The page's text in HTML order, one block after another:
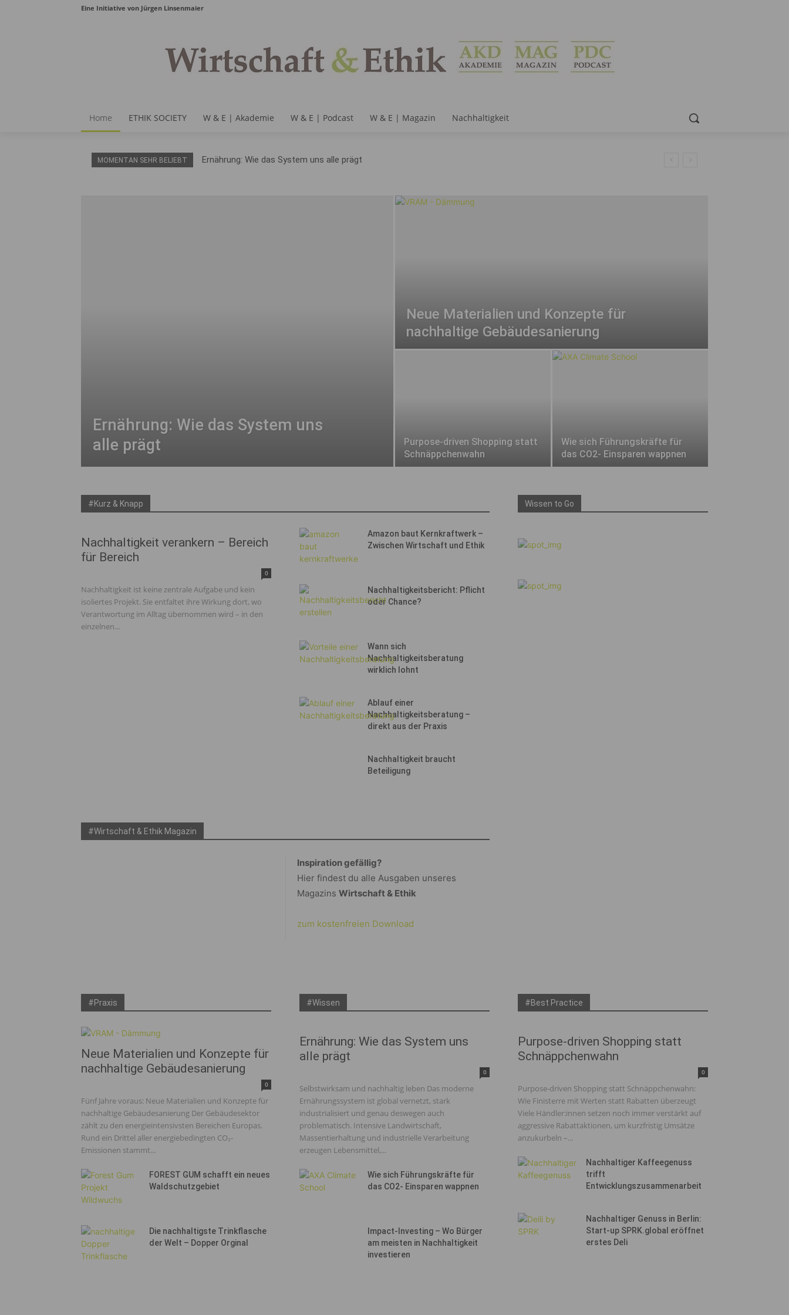
Eine Initiative von Jürgen Linsenmaier
Home ETHIK SOCIETY W & E | Akademie W & E | Podcast W & E | Magazin Nachhaltigkeit
MOMENTAN SEHR BELIEBT Ernährung: Wie das System uns alle prägt
Ernährung: Wie das System uns
alle prägt
Neue Materialien und Konzepte für
nachhaltige Gebäudesanierung
Purpose-driven Shopping statt
Schnäppchenwahn
Wie sich Führungskräfte für
das CO2- Einsparen wappnen
#Kurz & Knapp
Nachhaltigkeit verankern – Bereich
für Bereich
0
Nachhaltigkeit ist keine zentrale Aufgabe und kein
isoliertes Projekt. Sie entfaltet ihre Wirkung dort, wo
Verantwortung im Alltag übernommen wird – in den
einzelnen...
Amazon baut Kernkraftwerk –
Zwischen Wirtschaft und Ethik
Nachhaltigkeitsbericht: Pflicht
oder Chance?
Wann sich
Nachhaltigkeitsberatung
wirklich lohnt
Ablauf einer
Nachhaltigkeitsberatung –
direkt aus der Praxis
Nachhaltigkeit braucht
Beteiligung
#Wirtschaft & Ethik Magazin
Inspiration gefällig?
Hier findest du alle Ausgaben unseres
Magazins Wirtschaft & Ethik
zum kostenfreien Download
Wissen to Go
#Praxis
Neue Materialien und Konzepte für
nachhaltige Gebäudesanierung
0
Fünf Jahre voraus: Neue Materialien und Konzepte für
nachhaltige Gebäudesanierung Der Gebäudesektor
zählt zu den energieintensivsten Bereichen Europas.
Rund ein Drittel aller energiebedingten CO₂-
Emissionen stammt...
FOREST GUM schafft ein neues
Waldschutzgebiet
Die nachhaltigste Trinkflasche
der Welt – Dopper Orginal
#Wissen
Ernährung: Wie das System uns
alle prägt
0
Selbstwirksam und nachhaltig leben Das moderne
Ernährungssystem ist global vernetzt, stark
industrialisiert und genau deswegen auch
problematisch. Intensive Landwirtschaft,
Massentierhaltung und industrielle Verarbeitung
erzeugen Lebensmittel,...
Wie sich Führungskräfte für
das CO2- Einsparen wappnen
Impact-Investing – Wo Bürger
am meisten in Nachhaltigkeit
investieren
#Best Practice
Purpose-driven Shopping statt
Schnäppchenwahn
0
Purpose-driven Shopping statt Schnäppchenwahn:
Wie Finisterre mit Werten statt Rabatten überzeugt
Viele Händler:innen setzen noch immer verstärkt auf
aggressive Rabattaktionen, um kurzfristig Umsätze
anzukurbeln –...
Nachhaltiger Kaffeegenuss
trifft
Entwicklungszusammenarbeit
Nachhaltiger Genuss in Berlin:
Start-up SPRK.global eröffnet
erstes Deli